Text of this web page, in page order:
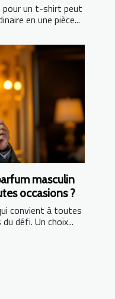
pour un t-shirt peut
en une pièce...
masculin
occasions ?
convient à toutes
défi. Un choix...